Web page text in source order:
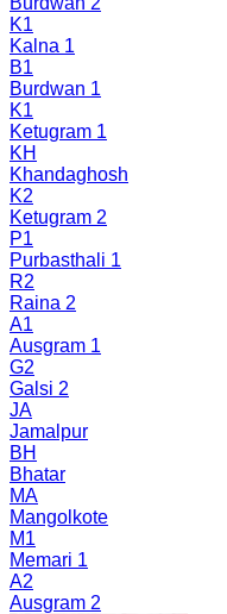
K1
Kalna 1
B1
Burdwan 1
K1
Ketugram 1
KH
Khandaghosh
K2
Ketugram 2
P1
Purbasthali 1
R2
Raina 2
A1
Ausgram 1
G2
Galsi 2
JA
Jamalpur
BH
Bhatar
MA
Mangolkote
M1
Memari 1
A2
Ausgram 2